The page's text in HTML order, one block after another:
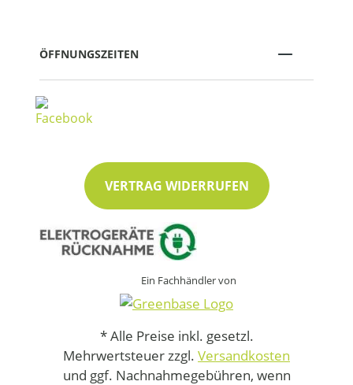
ÖFFNUNGSZEITEN
VERTRAG WIDERRUFEN
Ein Fachhändler von
* Alle Preise inkl. gesetzl.
Mehrwertsteuer zzgl. Versandkosten
und ggf. Nachnahmegebühren, wenn